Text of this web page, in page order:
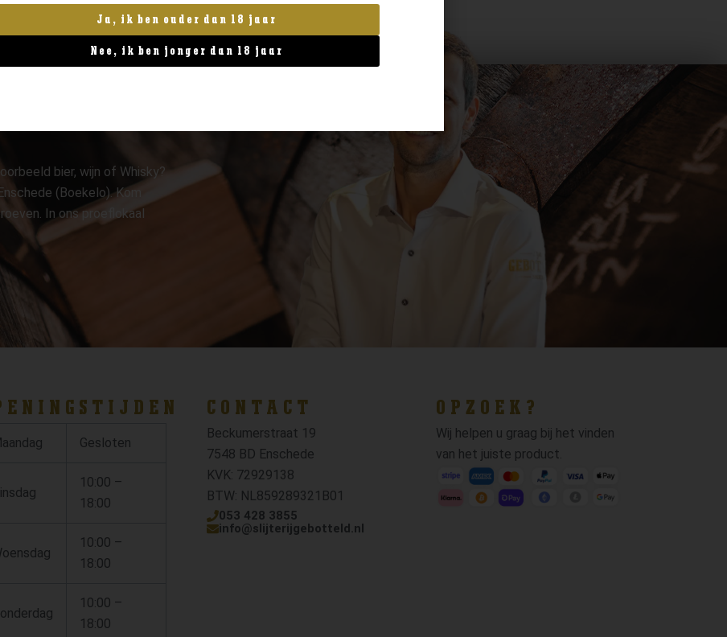
bier, wijn of Whisky?
(Boekelo). Kom
In ons proeflokaal
Gesloten
10:00 –
18:00
10:00 –
18:00
10:00 –
18:00
CONTACT
Beckumerstraat 19
7548 BD Enschede
KVK: 72929138
BTW: NL859289321B01
053 428 3855
info@slijterijgebotteld.nl
OPZOEK?
Wij helpen u graag bij het vinden
van het juiste product.
Ja, ik ben ouder dan 18 jaar
Nee, ik ben jonger dan 18 jaar